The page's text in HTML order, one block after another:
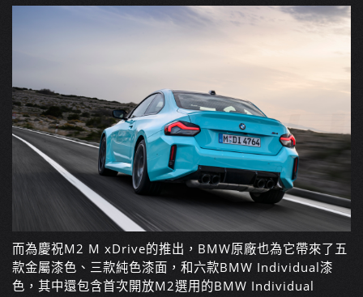
而為慶祝M2 M xDrive的推出，BMW原廠也為它帶來了五
款金屬漆色、三款純色漆面，和六款BMW Individual漆
色，其中還包含首次開放M2選用的BMW Individual